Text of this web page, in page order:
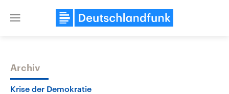
Close
Themen
Archiv
Krise der Demokratie